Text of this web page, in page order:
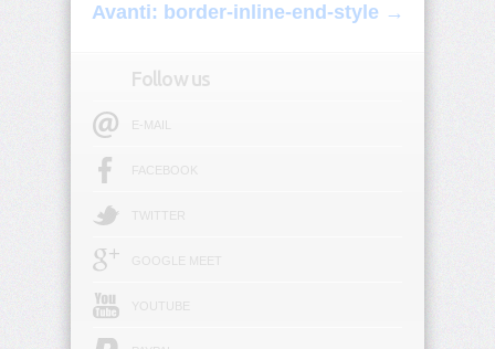
background-
block-
border
Avanti: border-inline-end-style →
Follow us
E-MAIL
FACEBOOK
TWITTER
GOOGLE MEET
YOUTUBE